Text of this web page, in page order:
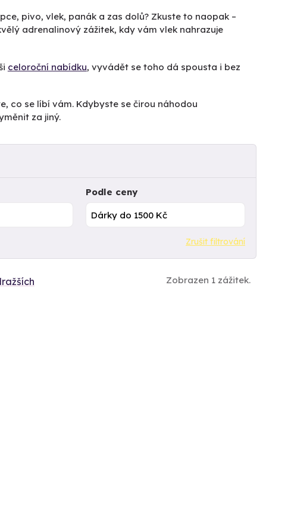
pivo, vlek, panák a zas dolů? Zkuste to naopak –
adrenalinový zážitek, kdy vám vlek nahrazuje
celoroční nabídku, vyvádět se toho dá spousta i bez
co se líbí vám. Kdybyste se čirou náhodou
za jiný.
Podle ceny
Zrušit filtrování
Zobrazen 1 zážitek.